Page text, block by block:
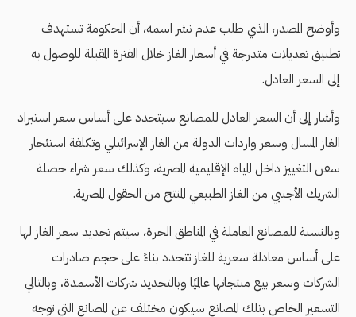
وأوضح المصدر، الذي طلب عدم نشر اسمه، أن الحكومة تستهدف
تطبيق تعديلات متدرجة في أسعار الغاز خلال الفترة المقبلة للوصول به
إلى السعر العادل.
وأشار إلى أن السعر العادل للمصانع سيتحدد على أساس سعر استيراد
الغاز المسال وسعر واردات الدولة من الغاز الإسرائيلي وتكلفة استئجار
سفن التغييز داخل المياه الإقليمية المصرية، وكذلك سعر شراء حصلة
الشريك الأجنبي من الغاز الطبيعي المنتج من الحقول المصرية.
وبالنسبة للمصانع العاملة في المناطق الحرة، سيتم تحديد سعر الغاز لها
على أساس معادلة سعرية للغاز تتحدد بناءً على حجم صادرات
الشركات وسعر بيع منتجاتها عالميًا وبالتحديد شركات الأسمدة، وبالتالي
التسعير الخاص بتلك المصانع سيكون مختلف عن المصانع التي توجه